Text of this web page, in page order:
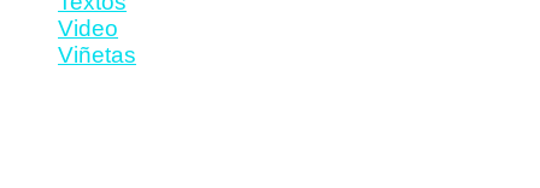
Video
Viñetas